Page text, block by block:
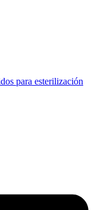
para esterilización